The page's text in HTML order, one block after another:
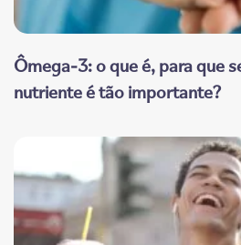
Ômega-3: o que é, para que
nutriente é tão importante?